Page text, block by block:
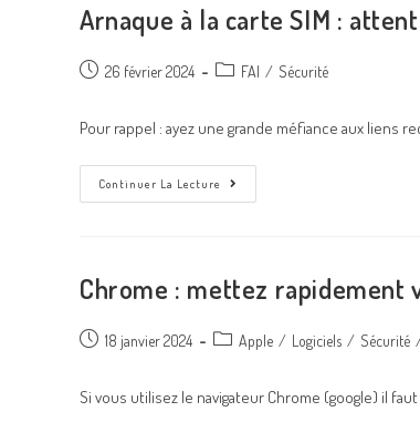
Arnaque à la carte SIM :
26 février 2024 FAI / Sécurité
Pour rappel : ayez une grande méfiance aux liens
Continuer La Lecture
Chrome : mettez
18 janvier 2024 Apple / Logiciels / Sécurité
Si vous utilisez le navigateur Chrome (google) il